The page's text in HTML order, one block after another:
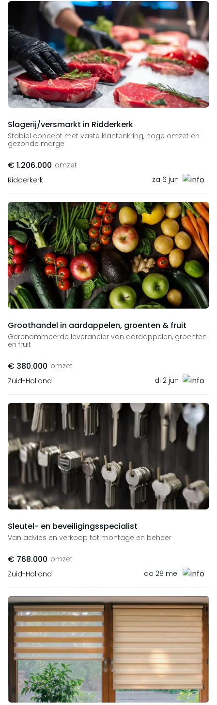
Slagerij/versmarkt in Ridderkerk
Stabiel concept met vaste klantenkring, hoge omzet en
gezonde marge
€ 1.206.000 omzet
Ridderkerk
za 6 jun
Groothandel in aardappelen, groenten & fruit
Gerenommeerde leverancier van aardappelen, groenten
en fruit
€ 380.000 omzet
Zuid-Holland
di 2 jun
Sleutel- en beveiligingsspecialist
Van advies en verkoop tot montage en beheer
€ 768.000 omzet
Zuid-Holland
do 28 mei